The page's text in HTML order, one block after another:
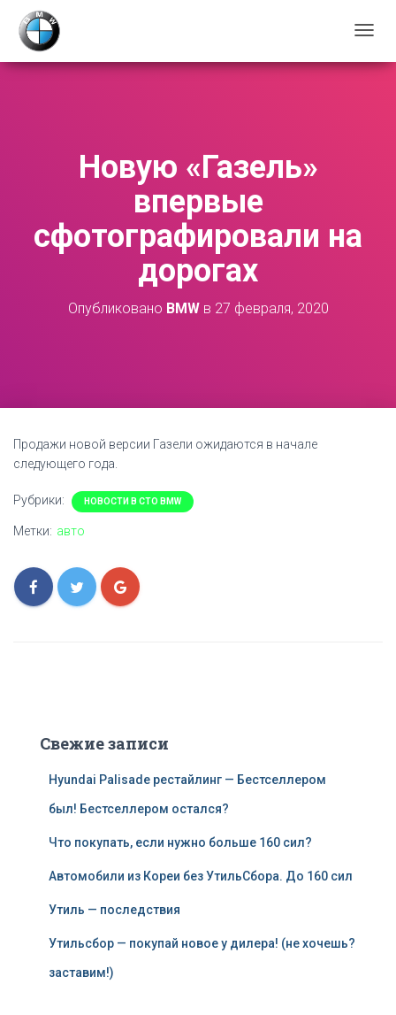
Е
Новую «Газель»
впервые
сфотографировали на
дорогах
Опубликовано BMWв 27 февраля, 2020
Продажи новой версии Газели ожидаются в начале
следующего года.
Рубрики: НОВОСТИ В СТО BMW
Метки: авто
Свежие записи
Hyundai Palisade рестайлинг — Бестселлером
был! Бестселлером остался?
Что покупать, если нужно больше 160 сил?
Автомобили из Кореи без УтильСбора. До 160 сил
Утиль — последствия
Утильсбор — покупай новое у дилера! (не хочешь?
заставим!)